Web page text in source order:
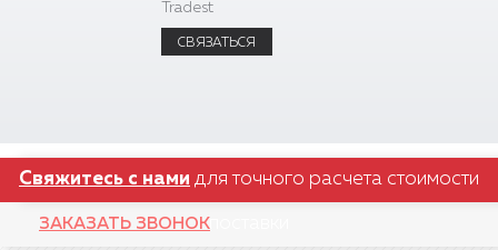
Tradest
СВЯЗАТЬСЯ
Свяжитесь с нами для точного расчета стоимости
поставки
ЗАКАЗАТЬ ЗВОНОК